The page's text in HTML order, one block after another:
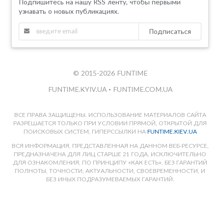
узнавать о новых публикациях.
Подписаться
© 2015-2026 FUNTIME
FUNTIME.KYIV.UA • FUNTIME.COM.UA
ВСЕ ПРАВА ЗАЩИЩЕНЫ. ИСПОЛЬЗОВАНИЕ МАТЕРИАЛОВ САЙТА
РАЗРЕШАЕТСЯ ТОЛЬКО ПРИ УСЛОВИИ ПРЯМОЙ, ОТКРЫТОЙ ДЛЯ
ПОИСКОВЫХ СИСТЕМ, ГИПЕРССЫЛКИ НА FUNTIME.KIEV.UA
ВСЯ ИНФОРМАЦИЯ, ПРЕДСТАВЛЕННАЯ НА ДАННОМ ВЕБ-РЕСУРСЕ,
ПРЕДНАЗНАЧЕНА ДЛЯ ЛИЦ СТАРШЕ 21 ГОДА, ИСКЛЮЧИТЕЛЬНО
ДЛЯ ОЗНАКОМЛЕНИЯ, ПО ПРИНЦИПУ «КАК ЕСТЬ», БЕЗ ГАРАНТИЙ
ПОЛНОТЫ, ТОЧНОСТИ, АКТУАЛЬНОСТИ, СВОЕВРЕМЕННОСТИ, И
БЕЗ ИНЫХ ПОДРАЗУМЕВАЕМЫХ ГАРАНТИЙ.